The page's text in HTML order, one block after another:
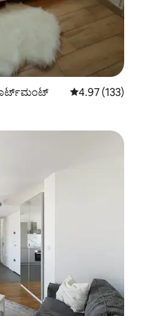
5 ರಲ್ಲಿ 4.97
4.97 (133)